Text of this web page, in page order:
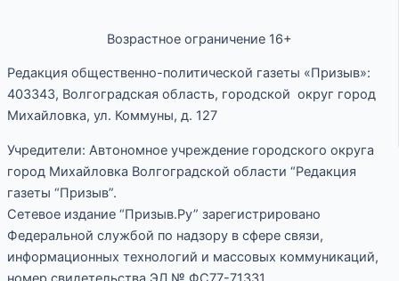
Возрастное ограничение 16+
Редакция общественно-политической газеты «Призыв»:
403343, Волгоградская область, городской округ город
Михайловка, ул. Коммуны, д. 127
Учредители: Автономное учреждение городского округа
город Михайловка Волгоградской области “Редакция
газеты “Призыв”.
Сетевое издание “Призыв.Ру” зарегистрировано
Федеральной службой по надзору в сфере связи,
информационных технологий и массовых коммуникаций,